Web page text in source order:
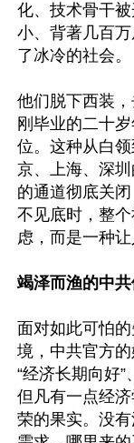
化、技术骨干
小、背著几百
了冰冷的社会。
他们脱下西装
刚毕业的二十
位。这种从白
京、上海、深
的通道彻底关
不见底时，整
虑，而是一种让
竭泽而渔的中共
面对如此可怕
境，中共官方
“经济长期向好”
但凡有一点经
荣的果实。没